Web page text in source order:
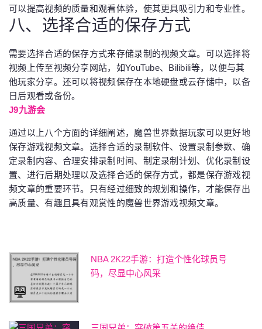
可以提高视频的质量和观看体验，使其更具吸引力和专业性。
八、选择合适的保存方式
需要选择合适的保存方式来存储录制的视频文章。可以选择将
视频上传至视频分享网站，如YouTube、Bilibili等，以便与其
他玩家分享。还可以将视频保存在本地硬盘或云存储中，以备
日后观看或备份。
J9九游会
通过以上八个方面的详细阐述，魔兽世界数据玩家可以更好地
保存游戏视频文章。选择合适的录制软件、设置录制参数、确
定录制内容、合理安排录制时间、制定录制计划、优化录制设
置、进行后期处理以及选择合适的保存方式，都是保存游戏视
频文章的重要环节。只有经过细致的规划和操作，才能保存出
高质量、有趣且具有观赏性的魔兽世界游戏视频文章。
NBA 2K22手游：打造个性化球员号
码，尽显中心风采